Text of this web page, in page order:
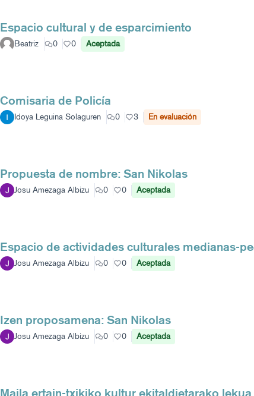
Espacio cultural y de esparcimiento
Beatriz 0 0 Aceptada
Comisaria de Policía
Idoya Leguina Solaguren 0 3 En evaluación
Propuesta de nombre: San Nikolas
Josu Amezaga Albizu 0 0 Aceptada
Espacio de actividades culturales medianas-
Josu Amezaga Albizu 0 0 Aceptada
Izen proposamena: San Nikolas
Josu Amezaga Albizu 0 0 Aceptada
Maila ertain-txikiko kultur ekitaldietarako lekua